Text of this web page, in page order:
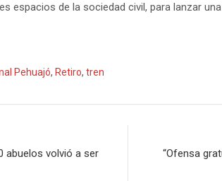
espacios de la sociedad civil, para lanzar
Pehuajó, Retiro, tren
abuelos volvió a ser
“Ofensa